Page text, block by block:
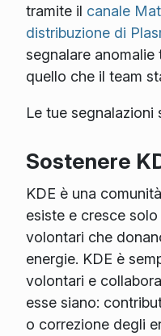
tramite il canale
distribuzione di
segnalare anomalie
quello che il team
Le tue segnalazioni
Sostenere
KDE è una
esiste e cresce
volontari che
energie. KDE è
volontari e
esse siano:
o correzione degli